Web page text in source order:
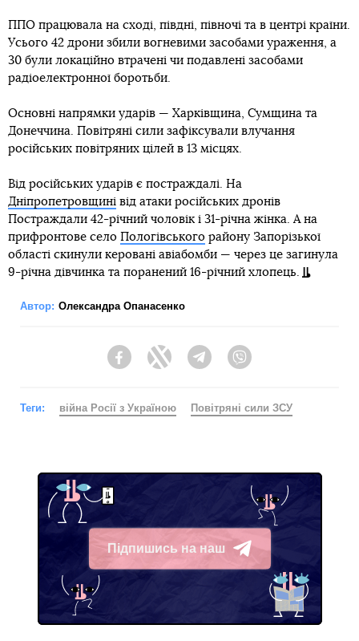
ППО працювала на сході, півдні, півночі та в центрі країни.
Усього 42 дрони збили вогневими засобами ураження, а
30 були локаційно втрачені чи подавлені засобами
радіоелектронної боротьби.
Основні напрямки ударів — Харківщина, Сумщина та
Донеччина. Повітряні сили зафіксували влучання
російських повітряних цілей в 13 місцях.
Від російських ударів є постраждалі. На
Дніпропетровщині від атаки російських дронів
Постраждали 42-річний чоловік і 31-річна жінка. А на
прифронтове село Пологівського району Запорізької
області скинули керовані авіабомби — через це загинула
9-річна дівчинка та поранений 16-річний хлопець.
Автор: Олександра Опанасенко
FacebookTwitter Telegram
Теги: війна Росії з Україною Повітряні сили ЗСУ
Підпишись на наш
Telegram